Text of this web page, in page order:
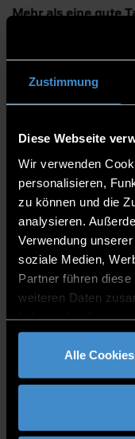
Zustimmung
Diese Webseite
Wir verwenden
personalisieren,
zu können und die
analysieren.
Verwendung
soziale Medien,
Partner führen
weiteren Daten
gesammelt haben.
Alle
Mehr als eine gute
Aus der
wiederholen,
großartige
überzeugt hat,
jeder einmal diese
euch deshalb
Ehrensache“ nur
um mehr als nur
Anna Graf
Anna Grafist
erstmalig
AUTOR:ANNA GRAF